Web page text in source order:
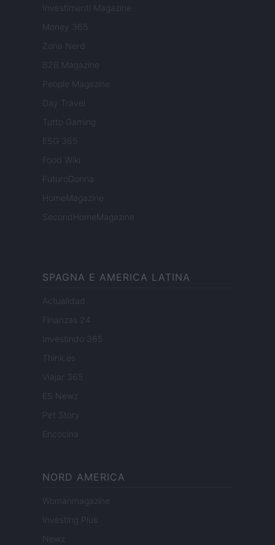
Investimenti Magazine
Money 365
Zona Nerd
B2B Magazine
People Magazine
Day Travel
Tutto Gaming
ESG 365
Food Wiki
FuturoDonna
HomeMagazine
SecondHomeMagazine
SPAGNA E AMERICA LATINA
Actualidad
Finanzas 24
Investindo 365
Think.es
Viajar 365
ES Newz
Pet Story
Encocina
NORD AMERICA
Womanmagazine
Investing Plus
Newz